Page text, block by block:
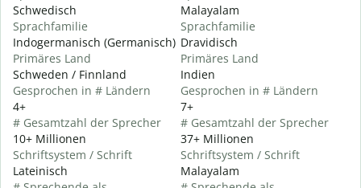
Schwedisch
Sprachfamilie
Indogermanisch (Germanisch)
Primäres Land
Schweden / Finnland
Gesprochen in # Ländern
4+
# Gesamtzahl der Sprecher
10+ Millionen
Schriftsystem / Schrift
Lateinisch
Malayalam
Sprachfamilie
Dravidisch
Primäres Land
Indien
Gesprochen in # Ländern
7+
# Gesamtzahl der Sprecher
37+ Millionen
Schriftsystem / Schrift
Malayalam